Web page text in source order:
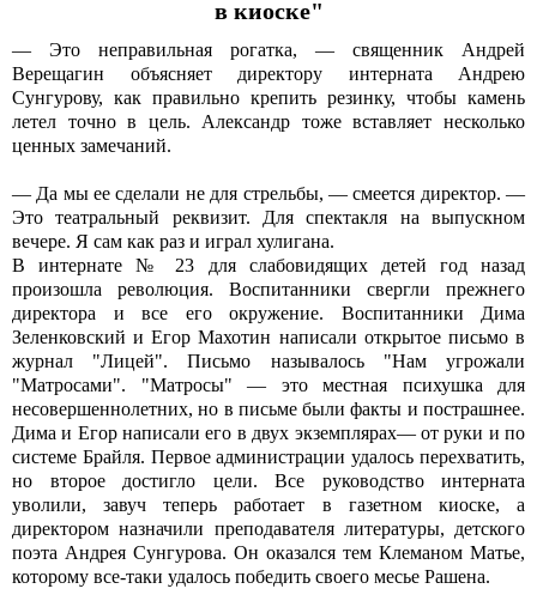
в киоске"
— Это неправильная рогатка, — священник Андрей
Верещагин объясняет директору интерната Андрею
Сунгурову, как правильно крепить резинку, чтобы камень
летел точно в цель. Александр тоже вставляет несколько
ценных замечаний.
— Да мы ее сделали не для стрельбы, — смеется директор. —
Это театральный реквизит. Для спектакля на выпускном
вечере. Я сам как раз и играл хулигана.
В интернате № 23 для слабовидящих детей год назад
произошла революция. Воспитанники свергли прежнего
директора и все его окружение. Воспитанники Дима
Зеленковский и Егор Махотин написали открытое письмо в
журнал "Лицей". Письмо называлось "Нам угрожали
"Матросами". "Матросы" — это местная психушка для
несовершеннолетних, но в письме были факты и пострашнее.
Дима и Егор написали его в двух экземплярах— от руки и по
системе Брайля. Первое администрации удалось перехватить,
но второе достигло цели. Все руководство интерната
уволили, завуч теперь работает в газетном киоске, а
директором назначили преподавателя литературы, детского
поэта Андрея Сунгурова. Он оказался тем Клеманом Матье,
которому все-таки удалось победить своего месье Рашена.